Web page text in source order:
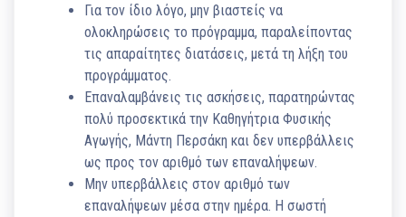
Για τον ίδιο λόγο, μην βιαστείς να
ολοκληρώσεις το πρόγραμμα, παραλείποντας
τις απαραίτητες διατάσεις, μετά τη λήξη του
προγράμματος.
Επαναλαμβάνεις τις ασκήσεις, παρατηρώντας
πολύ προσεκτικά την Καθηγήτρια Φυσικής
Αγωγής, Μάντη Περσάκη και δεν υπερβάλλεις
ως προς τον αριθμό των επαναλήψεων.
Μην υπερβάλλεις στον αριθμό των
επαναλήψεων μέσα στην ημέρα. Η σωστή